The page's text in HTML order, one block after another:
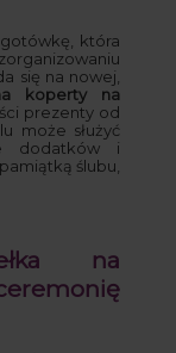
która
się na nowej,
koperty na
prezenty od
może służyć
dodatków i
ślubu,
na